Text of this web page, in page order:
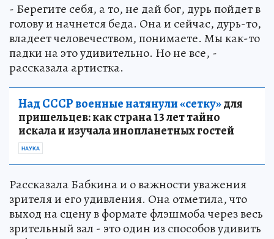
- Берегите себя, а то, не дай бог, дурь пойдет в
голову и начнется беда. Она и сейчас, дурь-то,
владеет человечеством, понимаете. Мы как-то
падки на это удивительно. Но не все, -
рассказала артистка.
Над СССР военные натянули «сетку»для
пришельцев: как страна 13 лет тайно
искала и изучала инопланетных гостей
НАУКА
Рассказала Бабкина и о важности уважения
зрителя и его удивления. Она отметила, что
выход на сцену в формате флэшмоба через весь
зрительный зал - это один из способов удивить